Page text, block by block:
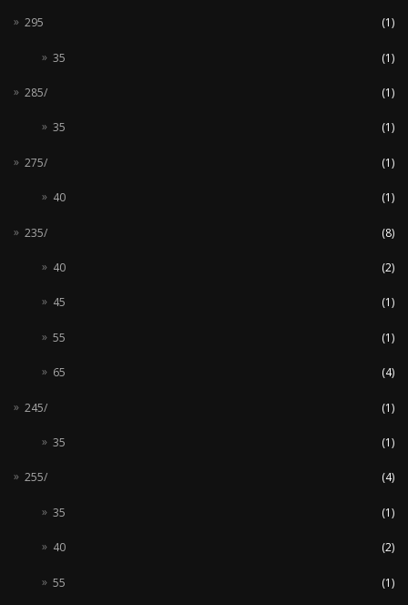
295 (1)
35 (1)
285/ (1)
35 (1)
275/ (1)
40 (1)
235/ (8)
40 (2)
45 (1)
55 (1)
65 (4)
245/ (1)
35 (1)
255/ (4)
35 (1)
40 (2)
55 (1)